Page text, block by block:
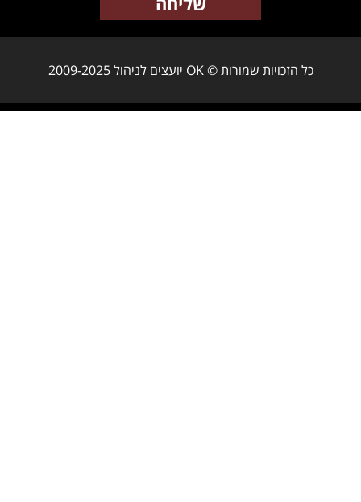
כל הזכויות שמורות © OK יועצים לניהול 2009-2025